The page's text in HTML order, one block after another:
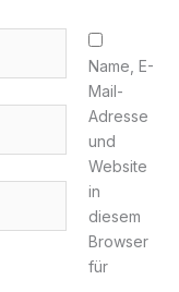
Name, E-
Mail-
Adresse
und
Website
in
diesem
Browser
für